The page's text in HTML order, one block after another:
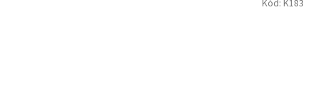
Kód: K183